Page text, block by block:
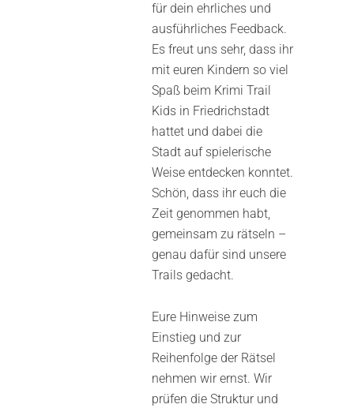
für dein ehrliches und
ausführliches Feedback.
Es freut uns sehr, dass ihr
mit euren Kindern so viel
Spaß beim Krimi Trail
Kids in Friedrichstadt
hattet und dabei die
Stadt auf spielerische
Weise entdecken konntet.
Schön, dass ihr euch die
Zeit genommen habt,
gemeinsam zu rätseln –
genau dafür sind unsere
Trails gedacht.
Eure Hinweise zum
Einstieg und zur
Reihenfolge der Rätsel
nehmen wir ernst. Wir
prüfen die Struktur und